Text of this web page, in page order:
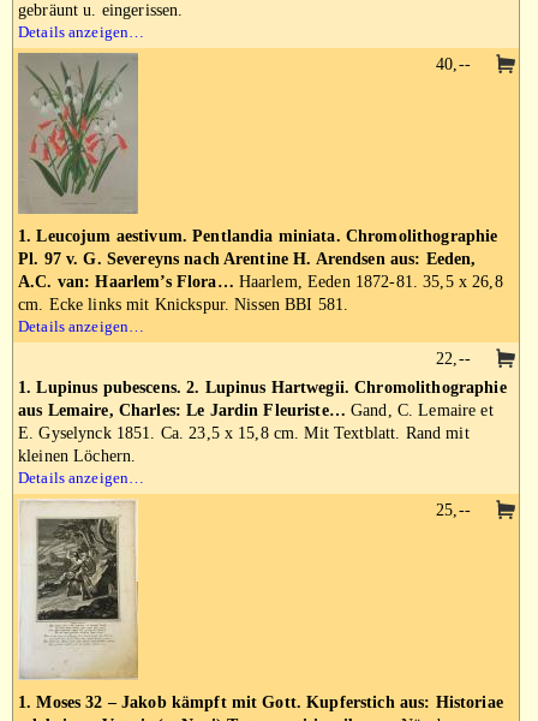
gebräunt u. eingerissen.
Details anzeigen…
1. Leucojum aestivum. Pentlandia miniata. Chromolithographie
Pl. 97 v. G. Severeyns nach Arentine H. Arendsen aus: Eeden,
A.C. van: Haarlem’s Flora… Haarlem, Eeden 1872-81. 35,5 x 26,8
cm. Ecke links mit Knickspur. Nissen BBI 581.
Details anzeigen…
40,--
1. Lupinus pubescens. 2. Lupinus Hartwegii. Chromolithographie
aus Lemaire, Charles: Le Jardin Fleuriste… Gand, C. Lemaire et
E. Gyselynck 1851. Ca. 23,5 x 15,8 cm. Mit Textblatt. Rand mit
kleinen Löchern.
Details anzeigen…
22,--
1. Moses 32 – Jakob kämpft mit Gott. Kupferstich aus: Historiae
25,--